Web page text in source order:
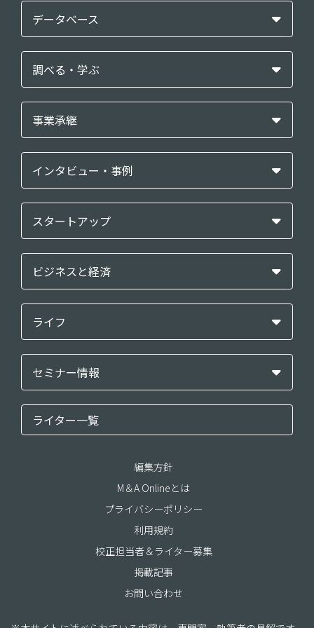
データベース
調べる・学ぶ
事業承継
インタビュー・事例
スタートアップ
ビジネスと経済
ライフ
セミナー情報
ライター一覧
編集方針
M＆A Onlineとは
プライバシーポリシー
利用規約
校正担当者＆ライター募集
掲載記事
お問い合わせ